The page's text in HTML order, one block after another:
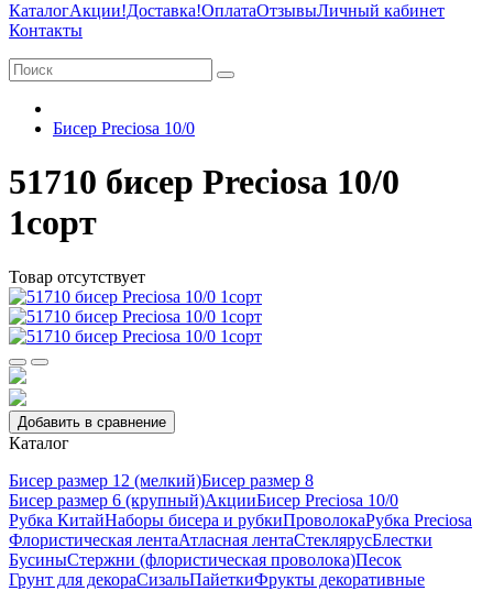
КаталогАкции!Доставка!ОплатаОтзывыЛичный кабинет
Контакты
Бисер Preciosa 10/0
51710 бисер Preciosa 10/0
1сорт
Товар отсутствует
Добавить в сравнение
Каталог
Бисер размер 12 (мелкий)Бисер размер 8
Бисер размер 6 (крупный)АкцииБисер Preciosa 10/0
Рубка КитайНаборы бисера и рубкиПроволокаРубка Preciosa
Флористическая лентаАтласная лентаСтеклярусБлестки
БусиныСтержни (флористическая проволока)Песок
Грунт для декораСизальПайеткиФрукты декоративные